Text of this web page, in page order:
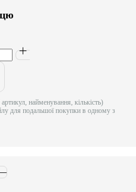
найменування, кількість)
для подальшої покупки в одному з